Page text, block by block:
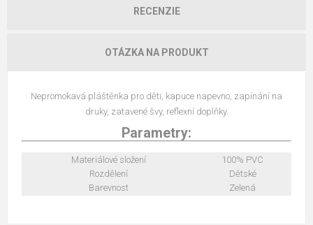
RECENZIE
OTÁZKA NA PRODUKT
Nepromokavá pláštěnka pro děti, kapuce napevno, zapínání na
druky, zatavené švy, reflexní doplňky.
Parametry:
Materiálové složení
100% PVC
Rozdělení
Dětské
Barevnost
Zelená